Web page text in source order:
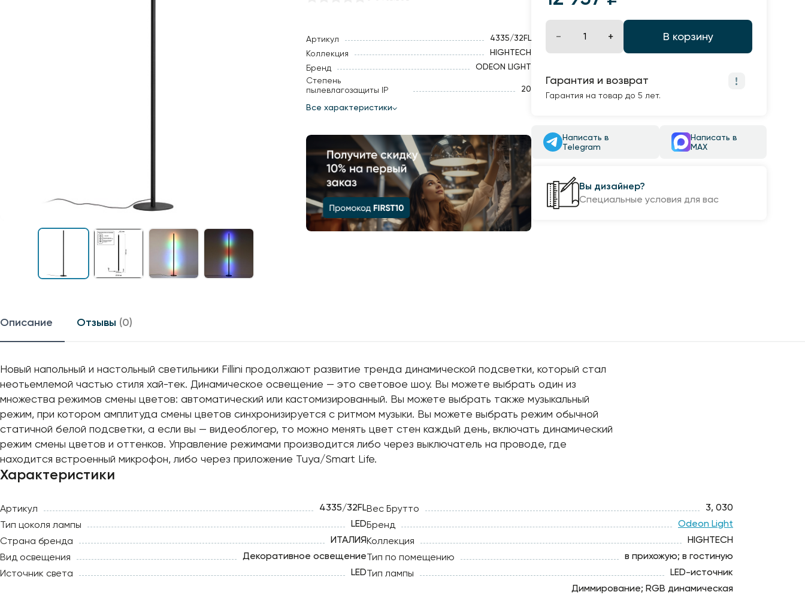
Артикул
4335/32FL
Коллекция
HIGHTECH
Бренд
ODEON LIGHT
Степень
пылевлагозащиты IP
20
Все характеристики
В корзину
Гарантия и возврат
Гарантия на товар до 5 лет.
Написать в
Telegram
Написать в
MAX
Вы дизайнер?
Специальные условия для вас
Описание Отзывы (0)
Новый напольный и настольный светильники Fillini продолжают развитие тренда динамической подсветки, который стал
неотьемлемой частью стиля хай-тек. Динамическое освещение — это световое шоу. Вы можете выбрать один из
множества режимов смены цветов: автоматический или кастомизированный. Вы можете выбрать также музыкальный
режим, при котором амплитуда смены цветов синхронизируется с ритмом музыки. Вы можете выбрать режим обычной
статичной белой подсветки, а если вы — видеоблогер, то можно менять цвет стен каждый день, включать динамический
режим смены цветов и оттенков. Управление режимами производится либо через выключатель на проводе, где
находится встроенный микрофон, либо через приложение Tuya/Smart Life.
Характеристики
Артикул 4335/32FLВес Брутто
3, 030
Тип цоколя лампы
LEDБренд
Odeon Light
Страна бренда
ИТАЛИЯКоллекция
HIGHTECH
Вид освещения
Декоративное освещениеТип по помещению
в прихожую; в гостиную
Источник света
LEDТип лампы LED-источник
Диммирование; RGB динамическая